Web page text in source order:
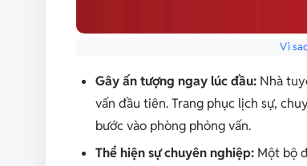
Vì
Gây ấn tượng ngay lúc đầu: Nhà
vấn đầu tiên. Trang phục lịch sự,
bước vào phòng phỏng vấn.
Thể hiện sự chuyên nghiệp: Một bộ